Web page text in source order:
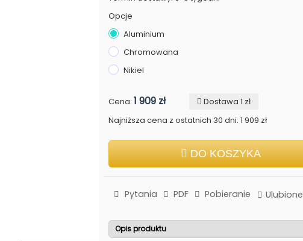
Opcje
Aluminium
Chromowana
Nikiel
Cena:1 909 zł
Dostawa 1 zł
Najniższa cena z ostatnich 30 dni: 1 909 zł
DO KOSZYKA
Pytania PDF Pobieranie Ulubione
Opis produktu